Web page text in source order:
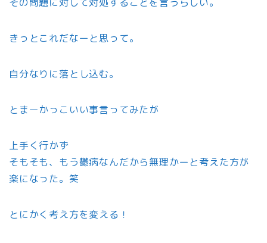
きっとこれだなーと思って。
自分なりに落とし込む。
とまーかっこいい事言ってみたが
上手く行かず
そもそも、もう鬱病なんだから無理かーと考えた方が
楽になった。笑
とにかく考え方を変える！